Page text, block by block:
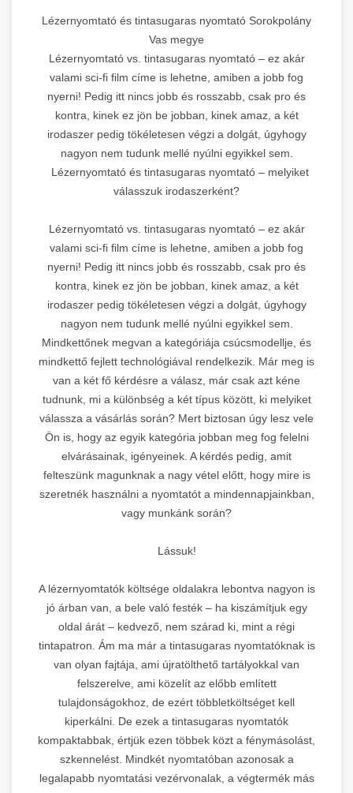
Lézernyomtató és tintasugaras nyomtató Sorokpolány
Vas megye
Lézernyomtató vs. tintasugaras nyomtató – ez akár
valami sci-fi film címe is lehetne, amiben a jobb fog
nyerni! Pedig itt nincs jobb és rosszabb, csak pro és
kontra, kinek ez jön be jobban, kinek amaz, a két
irodaszer pedig tökéletesen végzi a dolgát, úgyhogy
nagyon nem tudunk mellé nyúlni egyikkel sem.
Lézernyomtató és tintasugaras nyomtató – melyiket
válasszuk irodaszerként?
Lézernyomtató vs. tintasugaras nyomtató – ez akár
valami sci-fi film címe is lehetne, amiben a jobb fog
nyerni! Pedig itt nincs jobb és rosszabb, csak pro és
kontra, kinek ez jön be jobban, kinek amaz, a két
irodaszer pedig tökéletesen végzi a dolgát, úgyhogy
nagyon nem tudunk mellé nyúlni egyikkel sem.
Mindkettőnek megvan a kategóriája csúcsmodellje, és
mindkettő fejlett technológiával rendelkezik. Már meg is
van a két fő kérdésre a válasz, már csak azt kéne
tudnunk, mi a különbség a két típus között, ki melyiket
válassza a vásárlás során? Mert biztosan úgy lesz vele
Ön is, hogy az egyik kategória jobban meg fog felelni
elvárásainak, igényeinek. A kérdés pedig, amit
felteszünk magunknak a nagy vétel előtt, hogy mire is
szeretnék használni a nyomtatót a mindennapjainkban,
vagy munkánk során?
Lássuk!
A lézernyomtatók költsége oldalakra lebontva nagyon is
jó árban van, a bele való festék – ha kiszámítjuk egy
oldal árát – kedvező, nem szárad ki, mint a régi
tintapatron. Ám ma már a tintasugaras nyomtatóknak is
van olyan fajtája, ami újratölthető tartályokkal van
felszerelve, ami közelít az előbb említett
tulajdonságokhoz, de ezért többletköltséget kell
kiperkálni. De ezek a tintasugaras nyomtatók
kompaktabbak, értjük ezen többek közt a fénymásolást,
szkennelést. Mindkét nyomtatóban azonosak a
legalapabb nyomtatási vezérvonalak, a végtermék más